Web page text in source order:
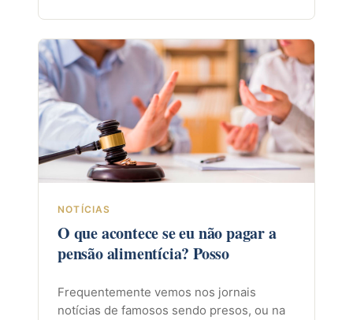
NOTÍCIAS
O que acontece se eu não pagar a
pensão alimentícia? Posso
Frequentemente vemos nos jornais
notícias de famosos sendo presos, ou na